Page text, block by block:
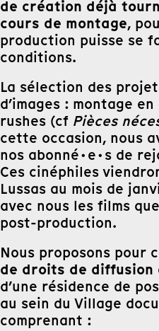
de création déjà
cours de montage,
production puisse se
conditions.
La sélection des
d’images : montage
rushes (cf Pièces
cette occasion, nous
nos abonné·e·s de
Ces cinéphiles
Lussas au mois de
avec nous les films
post-production.
Nous proposons pour
de droits de diffusion
d’une résidence de
au sein du Village
comprenant :